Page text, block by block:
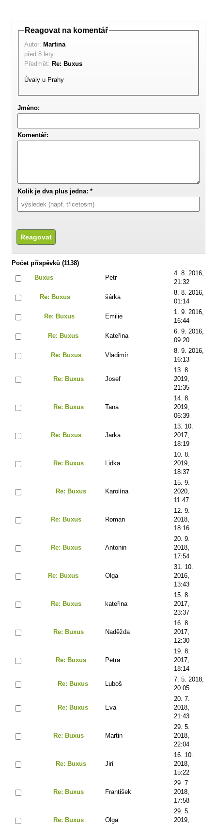
Reagovat na komentář
Autor: Martina
před 8 lety
Předmět: Re: Buxus
Úvaly u Prahy
Jméno:
Komentář:
Kolik je dva plus jedna: *
Počet příspěvků (1138)
Buxus
Petr
4. 8. 2016,
21:32
Re: Buxus šárka
8. 8. 2016,
01:14
Re: Buxus Emilie
1. 9. 2016,
16:44
Re: Buxus Kateřina
6. 9. 2016,
09:20
Re: Buxus Vladimír
8. 9. 2016,
16:13
Re: Buxus Josef
13. 8.
2019,
21:35
Re: Buxus Tana
14. 8.
2019,
06:39
Re: Buxus Jarka
13. 10.
2017,
18:19
Re: Buxus Lidka
10. 8.
2019,
18:37
Re: Buxus Karolína
15. 9.
2020,
11:47
Re: Buxus Roman
12. 9.
2018,
18:16
Re: Buxus Antonin
20. 9.
2018,
17:54
Re: Buxus Olga
31. 10.
2016,
13:43
Re: Buxus kateřina
15. 8.
2017,
23:37
Re: Buxus Naděžda
16. 8.
2017,
12:30
Re: Buxus Petra
19. 8.
2017,
18:14
Re: Buxus Luboš
7. 5. 2018,
20:05
Re: Buxus Eva
20. 7.
2018,
21:43
Re: Buxus Martin
29. 5.
2018,
22:04
Re: Buxus Jiri
16. 10.
2018,
15:22
Re: Buxus František
29. 7.
2018,
17:58
Re: Buxus Olga
29. 5.
2019,